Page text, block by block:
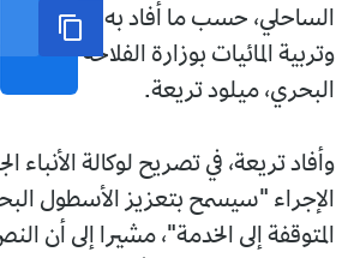
الساحلي، حسب ما أفاد به المدير
وتربية المائيات بوزارة الفلاحة
البحري، ميلود تريعة.
وأفاد تريعة، في تصريح لوكالة الأنباء
الإجراء "سيسمح بتعزيز الأسطول
المتوقفة إلى الخدمة"، مشيرا إلى أن